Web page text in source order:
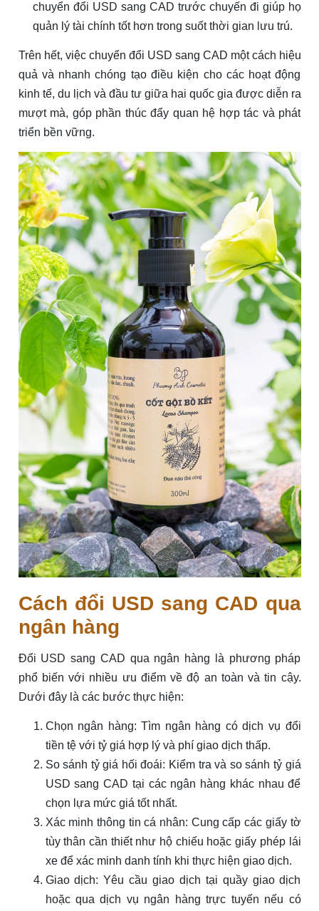
chuyển đổi USD sang CAD trước chuyến đi giúp họ
quản lý tài chính tốt hơn trong suốt thời gian lưu trú.
Trên hết, việc chuyển đổi USD sang CAD một cách hiệu
quả và nhanh chóng tạo điều kiện cho các hoạt động
kinh tế, du lịch và đầu tư giữa hai quốc gia được diễn ra
mượt mà, góp phần thúc đẩy quan hệ hợp tác và phát
triển bền vững.
Cách đổi USD sang CAD qua
ngân hàng
Đổi USD sang CAD qua ngân hàng là phương pháp
phổ biến với nhiều ưu điểm về độ an toàn và tin cậy.
Dưới đây là các bước thực hiện:
Chọn ngân hàng: Tìm ngân hàng có dịch vụ đổi
tiền tệ với tỷ giá hợp lý và phí giao dịch thấp.
So sánh tỷ giá hối đoái: Kiểm tra và so sánh tỷ giá
USD sang CAD tại các ngân hàng khác nhau để
chọn lựa mức giá tốt nhất.
Xác minh thông tin cá nhân: Cung cấp các giấy tờ
tùy thân cần thiết như hộ chiếu hoặc giấy phép lái
xe để xác minh danh tính khi thực hiện giao dịch.
Giao dịch: Yêu cầu giao dịch tại quầy giao dịch
hoặc qua dịch vụ ngân hàng trực tuyến nếu có